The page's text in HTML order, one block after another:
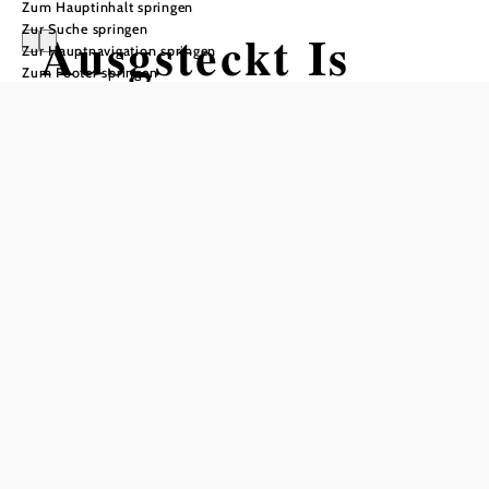
Zum Hauptinhalt springen
Zur Suche springen
Zur Hauptnavigation springen
Zum Footer springen
Ausgsteckt Is